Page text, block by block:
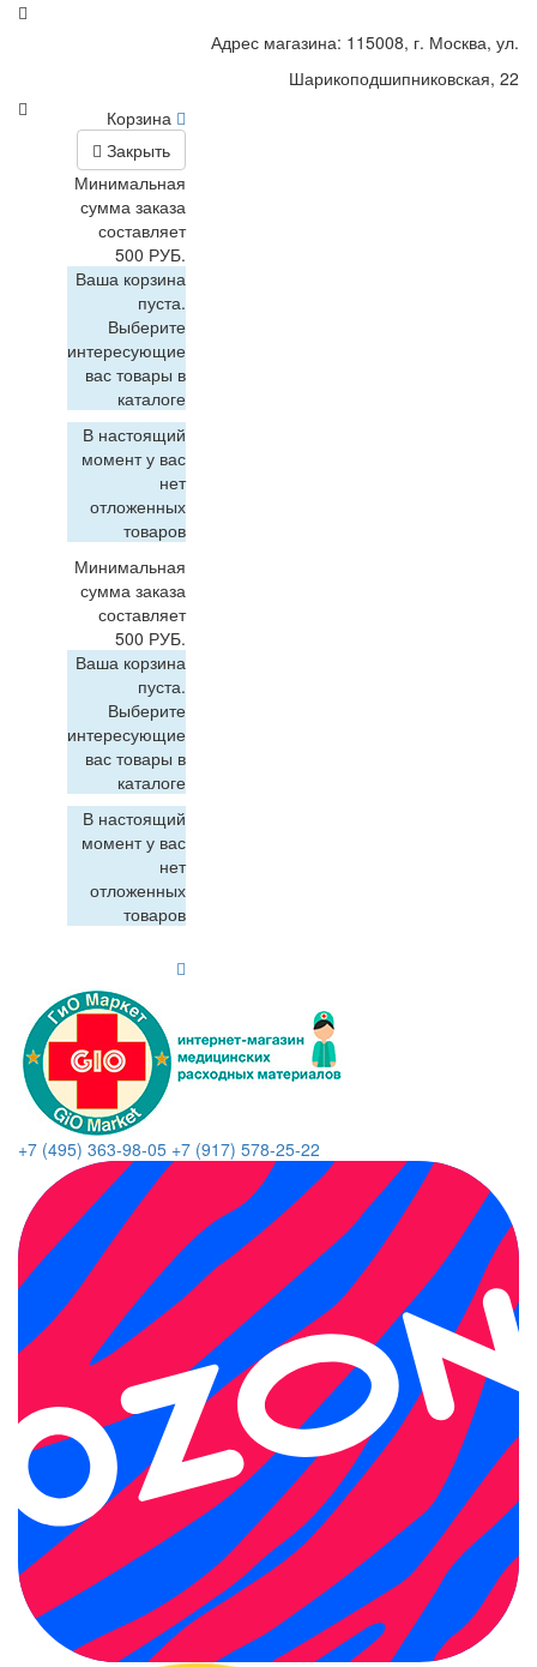
Адрес магазина: 115008, г. Москва, ул.
Шарикоподшипниковская, 22
Корзина
Закрыть
Минимальная
сумма заказа
составляет
500 РУБ.
Ваша корзина
пуста.
Выберите
интересующие
вас товары в
каталоге
В настоящий
момент у вас
нет
отложенных
товаров
Минимальная
сумма заказа
составляет
500 РУБ.
Ваша корзина
пуста.
Выберите
интересующие
вас товары в
каталоге
В настоящий
момент у вас
нет
отложенных
товаров
+7 (495) 363-98-05 +7 (917) 578-25-22